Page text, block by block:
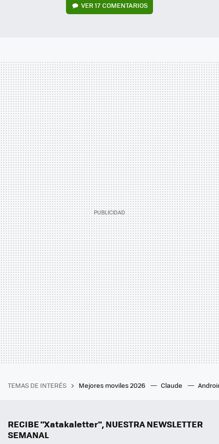
VER17 COMENTARIOS
TEMAS DE INTERÉS Mejores moviles 2026 Claude
RECIBE "Xatakaletter", NUESTRA NEWSLETTER
SEMANAL